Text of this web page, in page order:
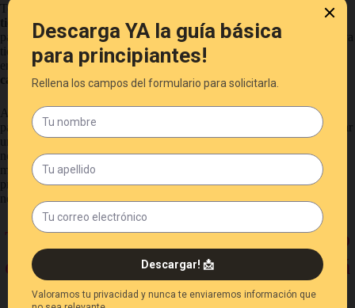
Ten en cuenta que debido a la naturaleza artesanal de mi trabajo, el
tiempo de producción puede variar
. Dedicar el tiempo necesario
para crear cada tembleque con la calidad y el cuidado que merece lleva
tiempo. Por lo tanto, el tiempo aproximado para tenerlos listos para el
envío,dependiendo del volumen de pedidos, es de 4 a 6 semanas
calendario.
Aunque intentamos mantener un inventario de materiales disponible
para la fabricación de los tembleques, puede que tengamos que esperar
un tiempo mientras llegan los materiales. Esto puede suceder si
necesitamos reemplazar materiales o si un cliente solicita un tipo o
modelo que no tenemos en stock. Queremos asegurarnos de ofrecerte
productos de la más alta calidad y eso implica tomar el tiempo
necesario para conseguir los materiales adecuados.
Te garantizo que cada minuto invertido
en la creación de tus tembleques valdrá
la espera. Recibirás una pieza única y